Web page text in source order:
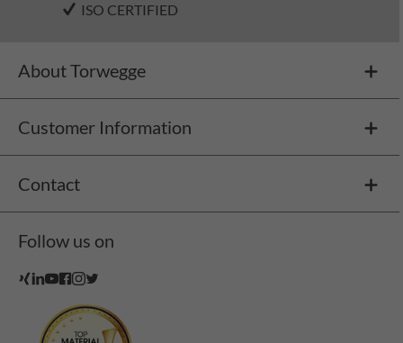
ISO CERTIFIED
About Torwegge
Customer Information
Contact
Follow us on